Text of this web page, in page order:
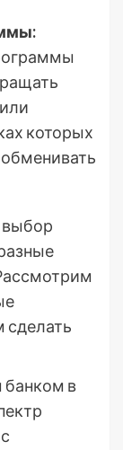
которых
выбор
сделать
банком в